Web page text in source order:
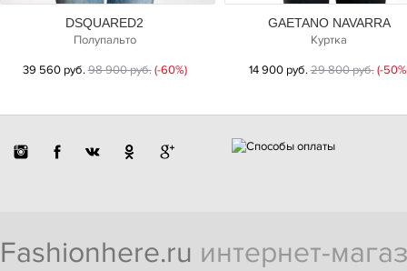
DSQUARED2
Полупальто
39 560 руб.98 900 руб. (-60%)
GAETANO NAVARRA
Куртка
14 900 руб.29 800 руб. (-
Fashionhere.ru интернет-